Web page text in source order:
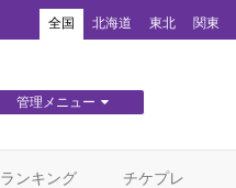
全国 北海道 東北 関東
管理メニュー
ランキング チケプレ